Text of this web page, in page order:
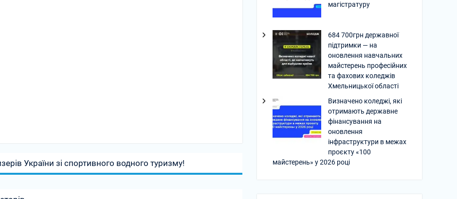
України зі спортивного водного туризму!
магістратуру
684 700грн державної
підтримки — на
оновлення навчальних
майстерень професійних
та фахових коледжів
Хмельницької області
Визначено коледжі, які
отримають державне
фінансування на
оновлення
інфраструктури в межах
проєкту «100
майстерень» у 2026 році